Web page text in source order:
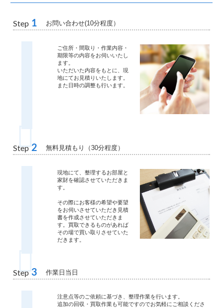
Step 1 お問い合わせ(10分程度）
ご住所・間取り・作業内容・
期限等の内容をお伺いいたし
ます。
いただいた内容をもとに、現
地にてお見積りいたします。
また日時の調整も行います。
Step 2 無料見積もり（30分程度）
現地にて、整理するお部屋と
家財を確認させていただきま
す。
その際にお客様の希望や要望
をお伺いさせていただき見積
書を作成させていただきま
す。買取できるものがあれば
その場で買い取りさせていた
だきます。
Step 3 作業日当日
注意点等のご依頼に基づき、整理作業を行います。
追加の回収・買取作業も可能ですのでお気軽にご相談くださ